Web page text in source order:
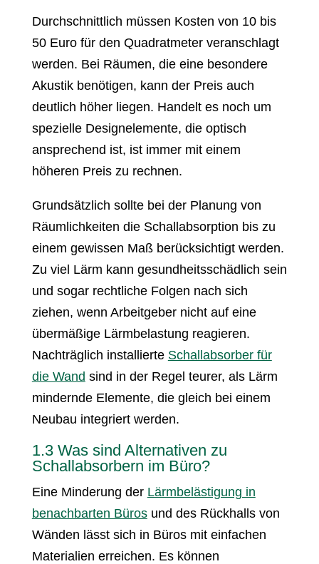
Durchschnittlich müssen Kosten von 10 bis
50 Euro für den Quadratmeter veranschlagt
werden. Bei Räumen, die eine besondere
Akustik benötigen, kann der Preis auch
deutlich höher liegen. Handelt es noch um
spezielle Designelemente, die optisch
ansprechend ist, ist immer mit einem
höheren Preis zu rechnen.
Grundsätzlich sollte bei der Planung von
Räumlichkeiten die Schallabsorption bis zu
einem gewissen Maß berücksichtigt werden.
Zu viel Lärm kann gesundheitsschädlich sein
und sogar rechtliche Folgen nach sich
ziehen, wenn Arbeitgeber nicht auf eine
übermäßige Lärmbelastung reagieren.
Nachträglich installierte Schallabsorber für
die Wand sind in der Regel teurer, als Lärm
mindernde Elemente, die gleich bei einem
Neubau integriert werden.
1.3 Was sind Alternativen zu
Schallabsorbern im Büro?
Eine Minderung der Lärmbelästigung in
benachbarten Bürosund des Rückhalls von
Wänden lässt sich in Büros mit einfachen
Materialien erreichen. Es können